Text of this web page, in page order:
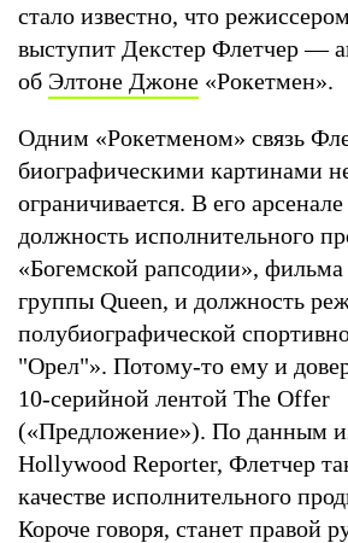
стало известно, что
выступит Декстер Флетчер —
об Элтоне Джоне «Рокетмен».
Одним «Рокетменом» связь
биографическими картинами
ограничивается. В его
должность исполнительного
«Богемской рапсодии»,
группы Queen, и должность
полубиографической
"Орел"». Потому-то ему и
10-серийной лентой The Offer
(«Предложение»). По данным
Hollywood Reporter, Флетчер
качестве исполнительного
Короче говоря, станет правой